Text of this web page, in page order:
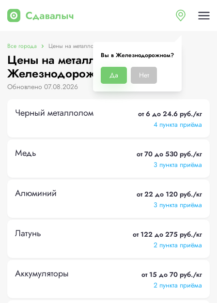
Вы в Железнодорожном?
Да Нет
Все города Цены на металлолом в Железнодорожном
Цены на металлолом в
Железнодорожном
Обновлено 07.08.2026
Черный металлолом
от 6 до 24.6 руб./кг
4 пункта приёма
Медь
от 70 до 530 руб./кг
3 пункта приёма
Алюминий
от 22 до 120 руб./кг
3 пункта приёма
Латунь
от 122 до 275 руб./кг
2 пункта приёма
Аккумуляторы
от 15 до 70 руб./кг
2 пункта приёма